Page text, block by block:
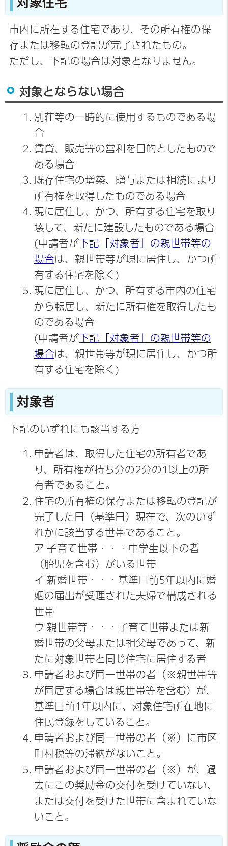
市内に所在する住宅であり、その所有権の保
存または移転の登記が完了されたもの。
ただし、下記の場合は対象となりません。
対象とならない場合
別荘等の一時的に使用するものである場
合
賃貸、販売等の営利を目的としたもので
ある場合
既存住宅の増築、贈与または相続により
所有権を取得したものである場合
現に居住し、かつ、所有する住宅を取り
壊して、新たに建設したものである場合
(申請者が下記「対象者」の親世帯等の
場合は、親世帯等が現に居住し、かつ所
有する住宅を除く)
現に居住し、かつ、所有する市内の住宅
から転居し、新たに所有権を取得したも
のである場合
(申請者が下記「対象者」の親世帯等の
場合は、親世帯等が現に居住し、かつ所
有する住宅を除く)
対象者
下記のいずれにも該当する方
申請者は、取得した住宅の所有者であ
り、所有権が持ち分の2分の1以上の所
有者であること。
住宅の所有権の保存または移転の登記が
完了した日（基準日）現在で、次のいず
れかに該当する世帯であること。
ア 子育て世帯・・・中学生以下の者
（胎児を含む）がいる世帯
イ 新婚世帯・・・基準日前5年以内に婚
姻の届出が受理された夫婦で構成される
世帯
ウ 親世帯等・・・子育て世帯または新
婚世帯の父母または祖父母であって、新
たに対象世帯と同じ住宅に居住する者
申請者および同一世帯の者（※親世帯等
が同居する場合は親世帯等を含む）が、
基準日前1年以内に、対象住宅所在地に
住民登録をしていること。
申請者および同一世帯の者（※）に市区
町村税等の滞納がないこと。
申請者および同一世帯の者（※）が、過
去にこの奨励金の交付を受けていない、
または交付を受けた世帯に含まれていな
いこと。